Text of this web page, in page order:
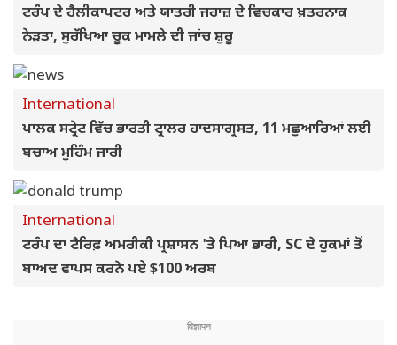
ਟਰੰਪ ਦੇ ਹੈਲੀਕਾਪਟਰ ਅਤੇ ਯਾਤਰੀ ਜਹਾਜ਼ ਦੇ ਵਿਚਕਾਰ ਖ਼ਤਰਨਾਕ
ਨੇੜਤਾ, ਸੁਰੱਖਿਆ ਚੂਕ ਮਾਮਲੇ ਦੀ ਜਾਂਚ ਸ਼ੁਰੂ
International
ਪਾਲਕ ਸਟ੍ਰੇਟ ਵਿੱਚ ਭਾਰਤੀ ਟ੍ਰਾਲਰ ਹਾਦਸਾਗ੍ਰਸਤ, 11 ਮਛੁਆਰਿਆਂ ਲਈ
ਬਚਾਅ ਮੁਹਿੰਮ ਜਾਰੀ
International
ਟਰੰਪ ਦਾ ਟੈਰਿਫ਼ ਅਮਰੀਕੀ ਪ੍ਰਸ਼ਾਸਨ 'ਤੇ ਪਿਆ ਭਾਰੀ, SC ਦੇ ਹੁਕਮਾਂ ਤੋਂ
ਬਾਅਦ ਵਾਪਸ ਕਰਨੇ ਪਏ $100 ਅਰਬ